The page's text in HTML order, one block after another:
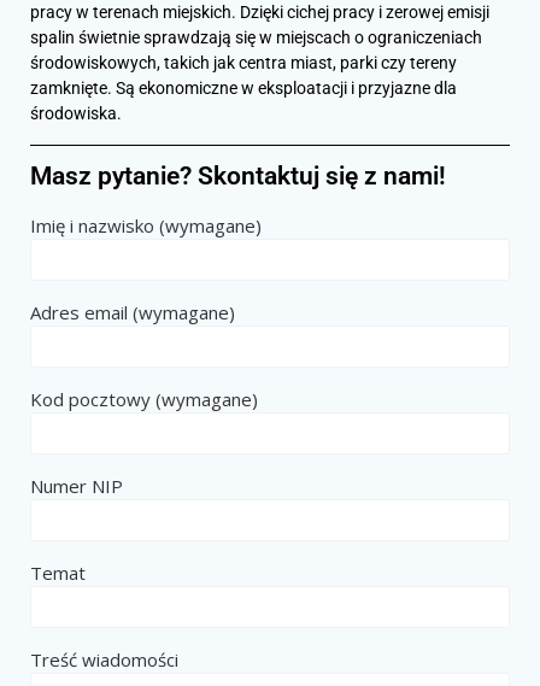
pracy w terenach miejskich. Dzięki cichej pracy i zerowej emisji
spalin świetnie sprawdzają się w miejscach o ograniczeniach
środowiskowych, takich jak centra miast, parki czy tereny
zamknięte. Są ekonomiczne w eksploatacji i przyjazne dla
środowiska.
Masz pytanie? Skontaktuj się z nami!
Imię i nazwisko (wymagane)
Adres email (wymagane)
Kod pocztowy (wymagane)
Numer NIP
Temat
Treść wiadomości